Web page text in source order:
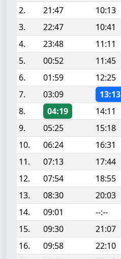
2.
21:47 10:13
3.
22:47 10:41
4.
23:48 11:11
5.
00:52 11:45
6.
01:59 12:25
7.
03:09 13:13
8.
04:19 14:11
9.
05:25 15:18
10.
06:24 16:31
11.
07:13 17:44
12.
07:54 18:55
13.
08:30 20:03
14.
09:01 --:--
15.
09:30 21:07
16.
09:58 22:10